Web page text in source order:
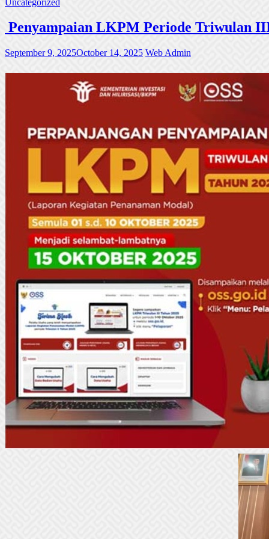
Penyampaian LKPM Periode Triwulan
September 9, 2025October 14, 2025 Web Admin